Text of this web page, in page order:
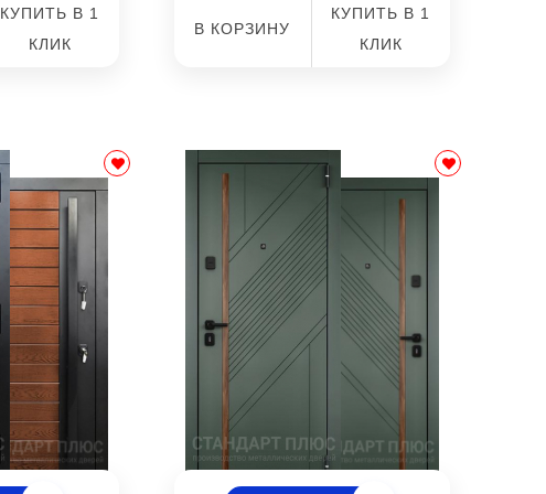
КУПИТЬ В 1
КЛИК
В КОРЗИНУ
КУПИТЬ В 1
КЛИК